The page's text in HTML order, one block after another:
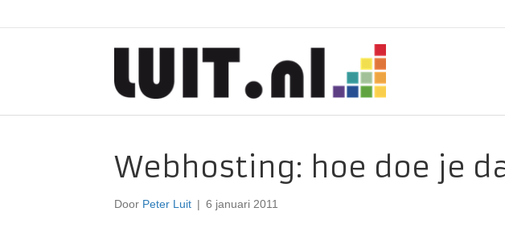
Webhosting: hoe doe je
Door Peter Luit | 6 januari 2011